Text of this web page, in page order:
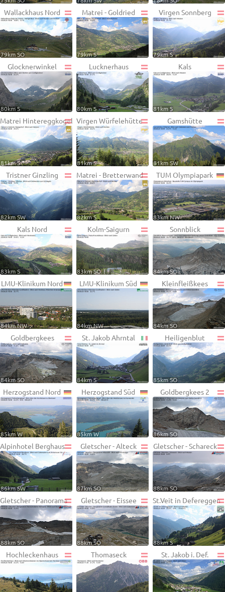
Wallackhaus Nord
79km SO
Matrei - Goldried
79km S
Virgen Sonnberg
79km S
Glocknerwinkel
80km S
Lucknerhaus
80km S
Kals
81km S
Matrei Hintereggkogel
81km S
Virgen Würfelehütte
81km S
Gamshütte
81km SW
Tristner Ginzling
82km SW
Matrei - Bretterwand
82km S
TUM Olympiapark
83km NW
Kals Nord
83km S
Kolm-Saigurn
83km SO
Sonnblick
84km SO
LMU-Klinikum Nord
84km NW
LMU-Klinikum Süd
84km NW
Kleinfleißkees
84km SO
Goldbergkees
84km SO
St. Jakob Ahrntal
84km S
Heiligenblut
85km SO
Herzogstand Nord
85km W
Herzogstand Süd
85km W
Goldbergkees 2
86km SO
Alpinhotel Berghaus
86km SW
Gletscher - Alteck
87km SO
Gletscher - Schareck
88km SO
Gletscher - Panorama
88km SO
Gletscher - Eissee
88km SO
St.Veit in Defereggen
88km S
Hochleckenhaus Thomaseck St. Jakob i. Def.